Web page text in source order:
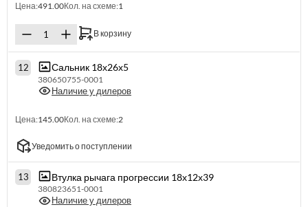
Цена:491.00Кол. на схеме:1
В корзину
12 Сальник 18х26х5
380650755-0001
Наличие у дилеров
Цена:145.00Кол. на схеме:2
Уведомить о поступлении
13 Втулка рычага прогрессии 18х12х39
380823651-0001
Наличие у дилеров